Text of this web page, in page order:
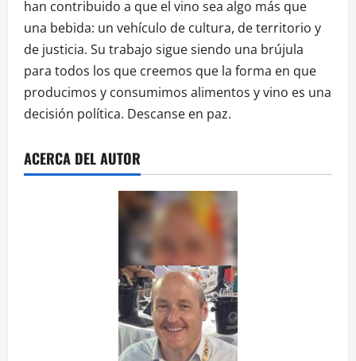
han contribuido a que el vino sea algo más que
una bebida: un vehículo de cultura, de territorio y
de justicia. Su trabajo sigue siendo una brújula
para todos los que creemos que la forma en que
producimos y consumimos alimentos y vino es una
decisión política. Descanse en paz.
ACERCA DEL AUTOR